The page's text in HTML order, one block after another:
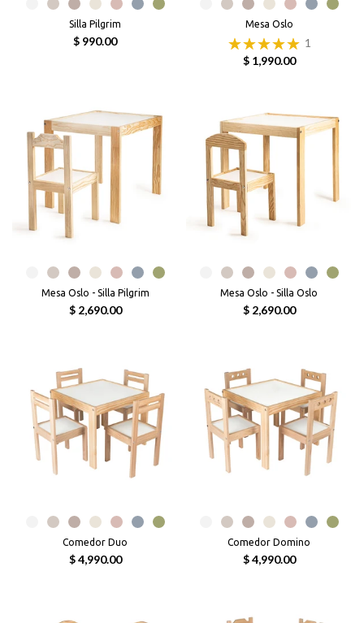
Silla Pilgrim
$ 990.00
Mesa Oslo
1
$ 1,990.00
Mesa Oslo - Silla Pilgrim
$ 2,690.00
Mesa Oslo - Silla Oslo
$ 2,690.00
Comedor Duo
$ 4,990.00
Comedor Domino
$ 4,990.00